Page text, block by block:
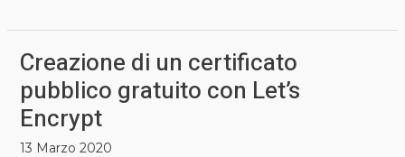
Directory
Creazione di un certificato
pubblico gratuito con Let’s
Encrypt
13 Marzo 2020
Creazione
un
certificato
pubblico